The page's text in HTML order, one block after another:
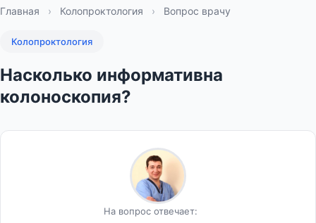
Главная › Колопроктология › Вопрос врачу
Колопроктология
Насколько информативна
колоноскопия?
На вопрос отвечает: